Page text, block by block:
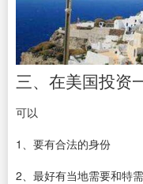
三、在美国投资
可以
1、要有合法的身份
2、最好有当地需要和特